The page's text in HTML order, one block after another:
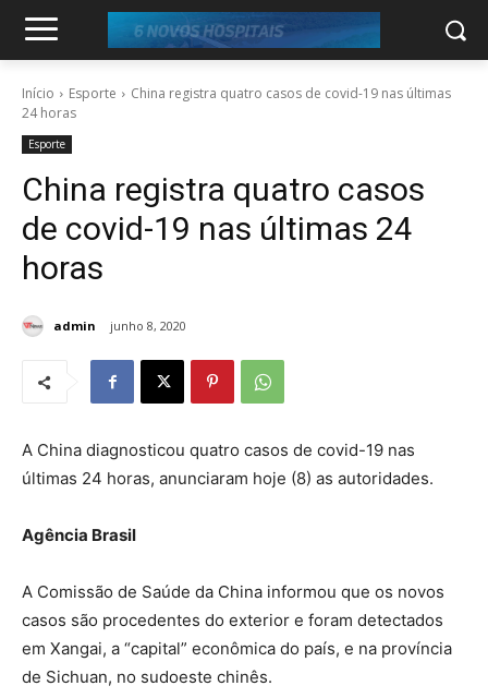
Início Esporte
China registra quatro casos de covid-19 nas últimas
24 horas
Esporte
China registra quatro casos
de covid-19 nas últimas 24
horas
admin junho 8, 2020
A China diagnosticou quatro casos de covid-19 nas
últimas 24 horas, anunciaram hoje (8) as autoridades.
Agência Brasil
A Comissão de Saúde da China informou que os novos
casos são procedentes do exterior e foram detectados
em Xangai, a “capital” econômica do país, e na província
de Sichuan, no sudoeste chinês.